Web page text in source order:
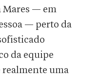
Mares — em
— perto da
da equipe
realmente uma